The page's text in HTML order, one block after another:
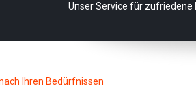
Unser Service für zufriedene
Ihren Bedürfnissen